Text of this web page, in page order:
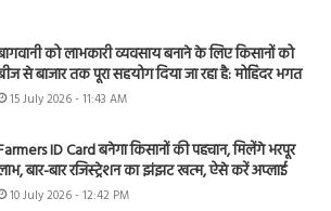
को लाभकारी व्यवसाय बनाने के लिए किसानों को
से बाजार तक पूरा सहयोग दिया जा रहा है: मोहिंदर भगत
15 July 2026 - 11:43 AM
ID Card बनेगा किसानों की पहचान, मिलेंगे भरपूर
बार-बार रजिस्ट्रेशन का झंझट खत्म, ऐसे करें अप्लाई
10 July 2026 - 12:42 PM